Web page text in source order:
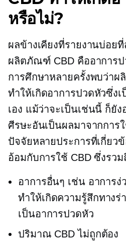
หรือไม่?
ผลข้างเคียงที่รายงานบ่อย
ผลิตภัณฑ์ CBD คืออาการป
การศึกษาหลายครั้งพบว่า
ทำให้เกิดอาการปวดหัวซึ่ง
เอง แม้ว่าจะเป็นเช่นนี้ ก็ยั
ศีรษะอันเป็นผลมาจากการ
ปัจจัยหลายประการที่เกี่ยว
อ้อมกับการใช้ CBD ซึ่งรวม
อาการอื่นๆ เช่น อาการ
ทำให้เกิดความรู้สึกทางร่
เป็นอาการปวดหัว
ปริมาณ CBD ไม่ถูกต้อง